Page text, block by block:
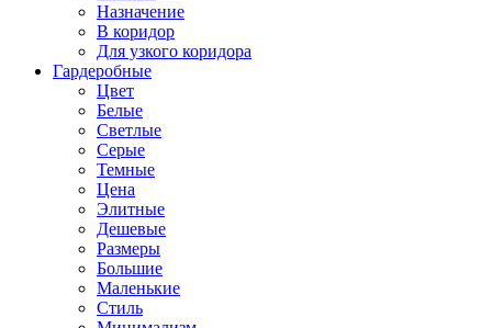
Назначение
В коридор
Для узкого коридора
Гардеробные
Цвет
Белые
Светлые
Серые
Темные
Цена
Элитные
Дешевые
Размеры
Большие
Маленькие
Стиль